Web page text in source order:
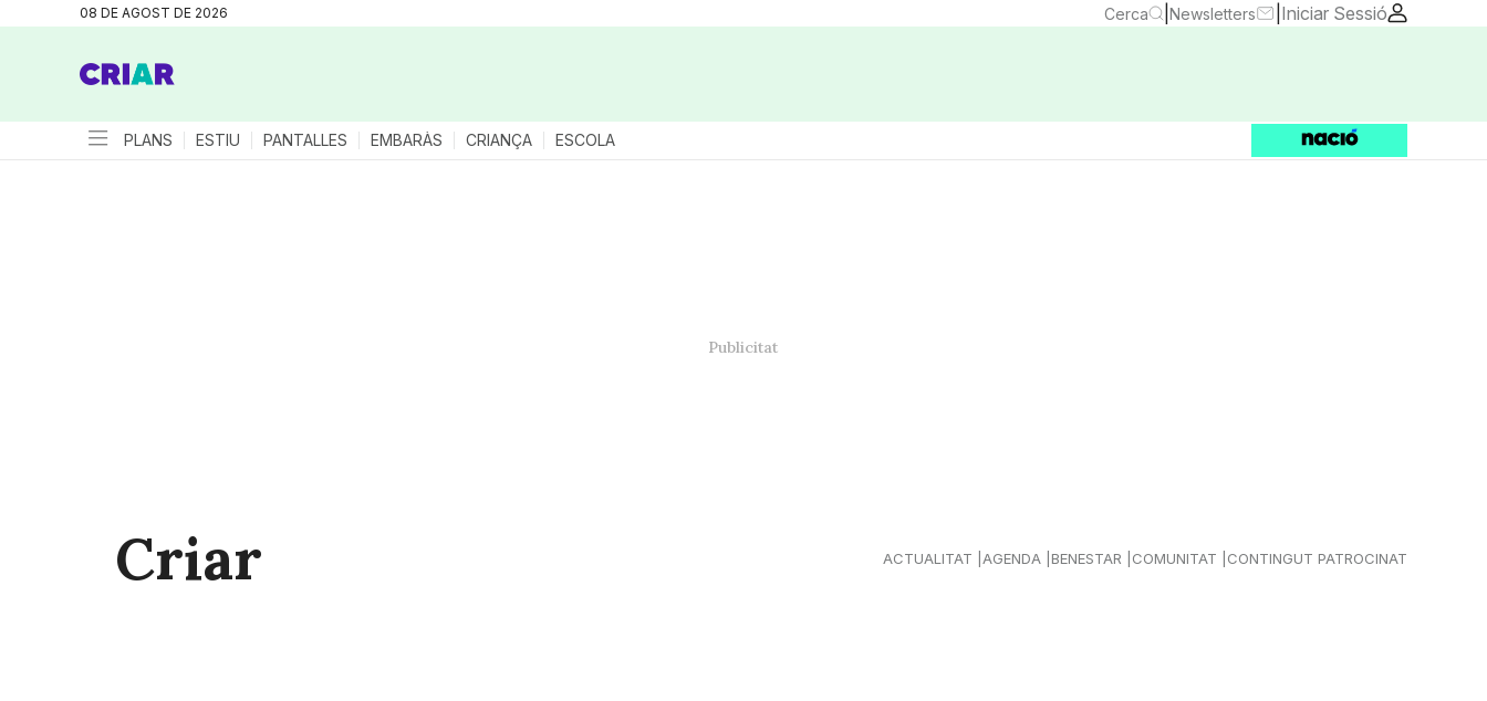
08 DE AGOST DE 2026 Cerca Newsletters Iniciar Sessió
PLANS ESTIU PANTALLES EMBARÀS CRIANÇA ESCOLA
Criar ACTUALITAT AGENDA BENESTAR COMUNITAT CONTINGUT PATROCINAT